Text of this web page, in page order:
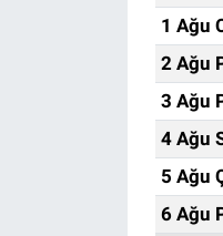
1 Ağu
2 Ağu
3 Ağu
4 Ağu
5 Ağu
6 Ağu